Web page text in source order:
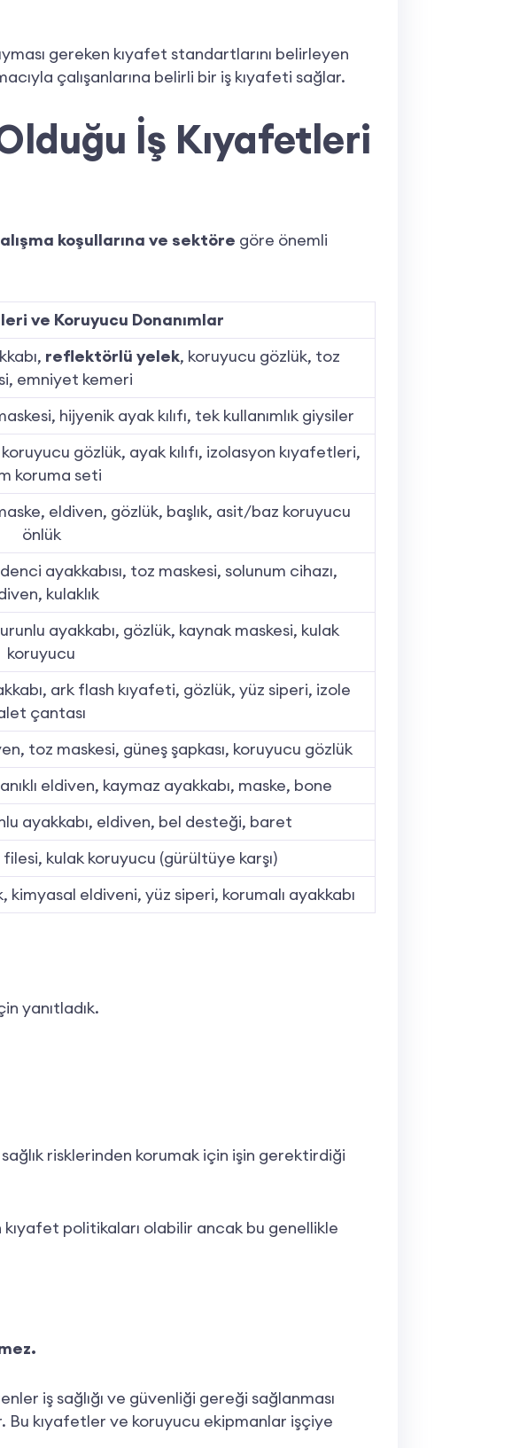
gereken kıyafet standartlarını belirleyen
çalışanlarına belirli bir iş kıyafeti sağlar.
İş Kıyafetleri
koşullarına ve sektöre göre önemli
ve Koruyucu Donanımlar
reflektörlü yelek, koruyucu gözlük, toz
emniyet kemeri
hijyenik ayak kılıfı, tek kullanımlık giysiler
gözlük, ayak kılıfı, izolasyon kıyafetleri,
koruma seti
eldiven, gözlük, başlık, asit/baz koruyucu
önlük
ayakkabısı, toz maskesi, solunum cihazı,
kulaklık
ayakkabı, gözlük, kaynak maskesi, kulak
koruyucu
ark flash kıyafeti, gözlük, yüz siperi, izole
çantası
toz maskesi, güneş şapkası, koruyucu gözlük
eldiven, kaymaz ayakkabı, maske, bone
ayakkabı, eldiven, bel desteği, baret
kulak koruyucu (gürültüye karşı)
eldiveni, yüz siperi, korumalı ayakkabı
yanıtladık.
risklerinden korumak için işin gerektirdiği
politikaları olabilir ancak bu genellikle
iş sağlığı ve güvenliği gereği sağlanması
Bu kıyafetler ve koruyucu ekipmanlar işçiye